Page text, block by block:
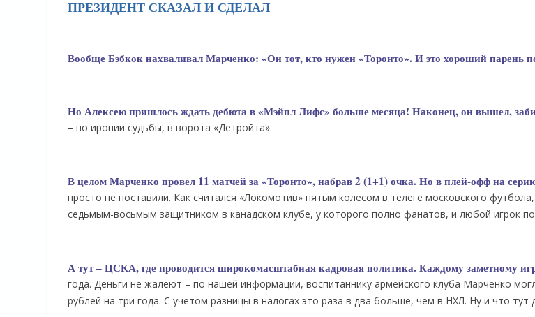
ПРЕЗИДЕНТ СКАЗАЛ И СДЕЛАЛ
Вообще Бэбкок нахваливал Марченко: «Он тот, кто нужен «Торонто». И это хороший парень
Но Алексею пришлось ждать дебюта в «Мэйпл Лифс» больше месяца! Наконец, он вышел,
– по иронии судьбы, в ворота «Детройта».
В целом Марченко провел 11 матчей за «Торонто», набрав 2 (1+1) очка. Но в плей-офф на
просто не поставили. Как считался «Локомотив» пятым колесом в телеге московского футбола,
седьмым-восьмым защитником в канадском клубе, у которого полно фанатов, и любой игрок
А тут – ЦСКА, где проводится широкомасштабная кадровая политика. Каждому заметному
года. Деньги не жалеют – по нашей информации, воспитаннику армейского клуба Марченко
рублей на три года. С учетом разницы в налогах это раза в два больше, чем в НХЛ. Ну и что тут